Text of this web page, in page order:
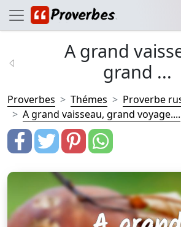
A grand
grand ...
Proverbes Thémes
Proverbe
A grand vaisseau, grand voyage....